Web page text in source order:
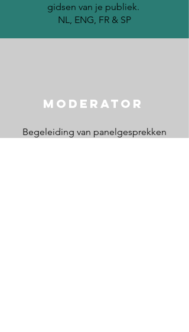
gidsen van je publiek.
NL, ENG, FR & SP
MODERATOR
Begeleiding van panelgesprekken